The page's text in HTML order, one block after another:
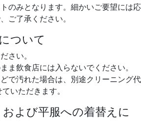
のみとなります。細かいご要望には応
ご了承ください。
ついて
さい。
ま飲食店には入らないでください。
で汚れた場合は、別途クリーニング代
ていただきます。
よび平服への着替えに